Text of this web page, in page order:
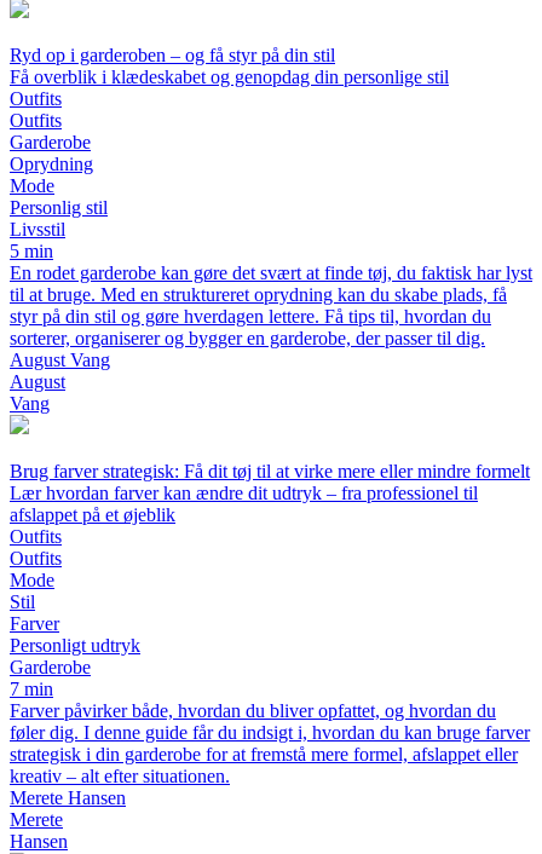
Ryd op i garderoben – og få styr på din stil
Få overblik i klædeskabet og genopdag din personlige stil
Outfits
Outfits
Garderobe
Oprydning
Mode
Personlig stil
Livsstil
5 min
En rodet garderobe kan gøre det svært at finde tøj, du faktisk har lyst
til at bruge. Med en struktureret oprydning kan du skabe plads, få
styr på din stil og gøre hverdagen lettere. Få tips til, hvordan du
sorterer, organiserer og bygger en garderobe, der passer til dig.
August Vang
August
Vang
Brug farver strategisk: Få dit tøj til at virke mere eller mindre formelt
Lær hvordan farver kan ændre dit udtryk – fra professionel til
afslappet på et øjeblik
Outfits
Outfits
Mode
Stil
Farver
Personligt udtryk
Garderobe
7 min
Farver påvirker både, hvordan du bliver opfattet, og hvordan du
føler dig. I denne guide får du indsigt i, hvordan du kan bruge farver
strategisk i din garderobe for at fremstå mere formel, afslappet eller
kreativ – alt efter situationen.
Merete Hansen
Merete
Hansen